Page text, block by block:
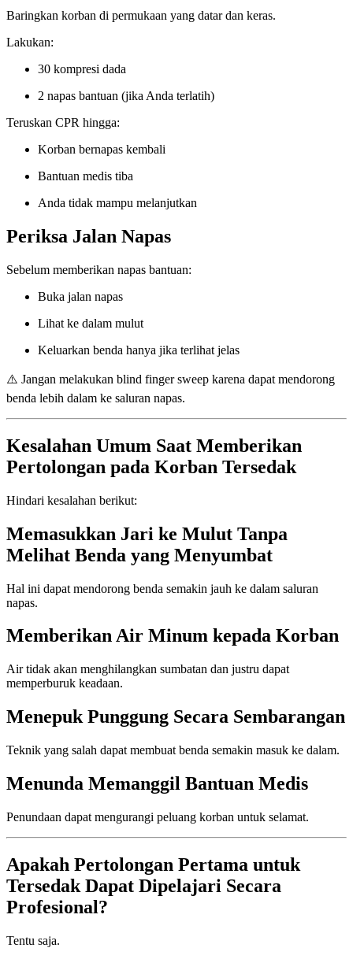
Baringkan korban di permukaan yang datar dan keras.
Lakukan:
30 kompresi dada
2 napas bantuan (jika Anda terlatih)
Teruskan CPR hingga:
Korban bernapas kembali
Bantuan medis tiba
Anda tidak mampu melanjutkan
Periksa Jalan Napas
Sebelum memberikan napas bantuan:
Buka jalan napas
Lihat ke dalam mulut
Keluarkan benda hanya jika terlihat jelas
⚠️ Jangan melakukan blind finger sweep karena dapat mendorong
benda lebih dalam ke saluran napas.
Kesalahan Umum Saat Memberikan
Pertolongan pada Korban Tersedak
Hindari kesalahan berikut:
Memasukkan Jari ke Mulut Tanpa
Melihat Benda yang Menyumbat
Hal ini dapat mendorong benda semakin jauh ke dalam saluran
napas.
Memberikan Air Minum kepada Korban
Air tidak akan menghilangkan sumbatan dan justru dapat
memperburuk keadaan.
Menepuk Punggung Secara Sembarangan
Teknik yang salah dapat membuat benda semakin masuk ke dalam.
Menunda Memanggil Bantuan Medis
Penundaan dapat mengurangi peluang korban untuk selamat.
Apakah Pertolongan Pertama untuk
Tersedak Dapat Dipelajari Secara
Profesional?
Tentu saja.